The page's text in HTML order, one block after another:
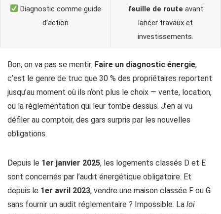
Diagnostic comme guide
d’action
feuille de route avant
lancer travaux et
investissements.
Bon, on va pas se mentir. Faire un diagnostic énergie,
c’est le genre de truc que 30 % des propriétaires reportent
jusqu’au moment où ils n’ont plus le choix — vente, location,
ou la réglementation qui leur tombe dessus. J’en ai vu
défiler au comptoir, des gars surpris par les nouvelles
obligations.
Depuis le 1er janvier 2025, les logements classés D et E
sont concernés par l’audit énergétique obligatoire. Et
depuis le 1er avril 2023, vendre une maison classée F ou G
sans fournir un audit réglementaire ? Impossible. La loi